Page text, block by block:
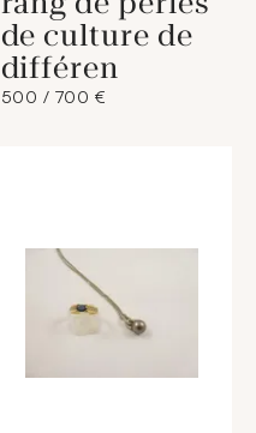
de culture de
différen
500 / 700 €